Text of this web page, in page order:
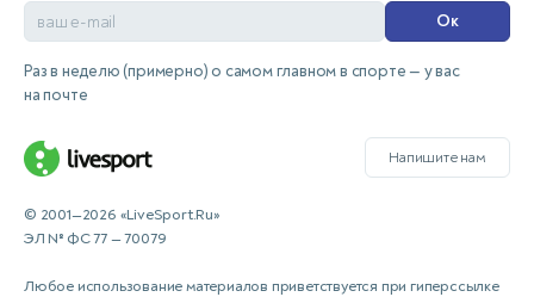
Ок
Раз в неделю (примерно) о самом главном в спорте — у вас
на почте
Напишите нам
© 2001—2026 «LiveSport.Ru»
ЭЛ № ФС 77 — 70079
Любое использование материалов приветствуется при гиперссылке